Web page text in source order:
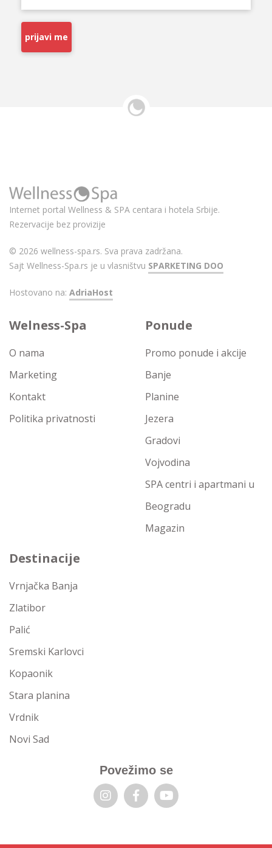
prijavi me
Internet portal Wellness & SPA centara i hotela Srbije.
Rezervacije bez provizije
© 2026 wellness-spa.rs. Sva prava zadržana.
Sajt Wellness-Spa.rs je u vlasništvu SPARKETING DOO
Hostovano na: AdriaHost
Welness-Spa
O nama
Marketing
Kontakt
Politika privatnosti
Ponude
Promo ponude i akcije
Banje
Planine
Jezera
Gradovi
Vojvodina
SPA centri i apartmani u
Beogradu
Magazin
Destinacije
Vrnjačka Banja
Zlatibor
Palić
Sremski Karlovci
Kopaonik
Stara planina
Vrdnik
Novi Sad
Povežimo se